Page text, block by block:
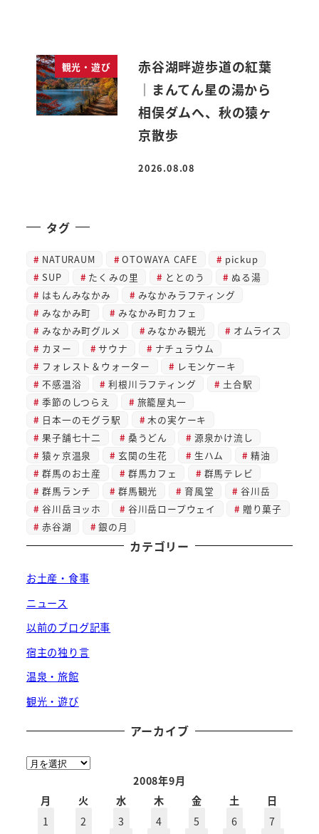
観光・遊び
赤谷湖畔遊歩道の紅葉
｜まんてん星の湯から
相俣ダムへ、秋の猿ヶ
京散歩
投稿日
2026.08.08
タグ
NATURAUM OTOWAYA CAFE
pickup
SUP
たくみの里 ととのう
ぬる湯
はもんみなかみ
みなかみラフティング
みなかみ町
みなかみ町カフェ
みなかみ町グルメ
みなかみ観光
オムライス
カヌー
サウナ
ナチュラウム
フォレスト＆ウォーター
レモンケーキ
不感温浴
利根川ラフティング
土合駅
季節のしつらえ
旅籠屋丸一
日本一のモグラ駅
木の実ケーキ
果子舗七十二
桑うどん
源泉かけ流し
猿ヶ京温泉
玄関の生花 生ハム
精油
群馬のお土産
群馬カフェ
群馬テレビ
群馬ランチ
群馬観光 育風堂
谷川岳
谷川岳ヨッホ
谷川岳ロープウェイ
贈り菓子
赤谷湖
銀の月
カテゴリー
お土産・食事
ニュース
以前のブログ記事
宿主の独り言
温泉・旅館
観光・遊び
アーカイブ
ア
2008年9月
月
火 水 木 金 土
日
1
2 3 4 5 6 7